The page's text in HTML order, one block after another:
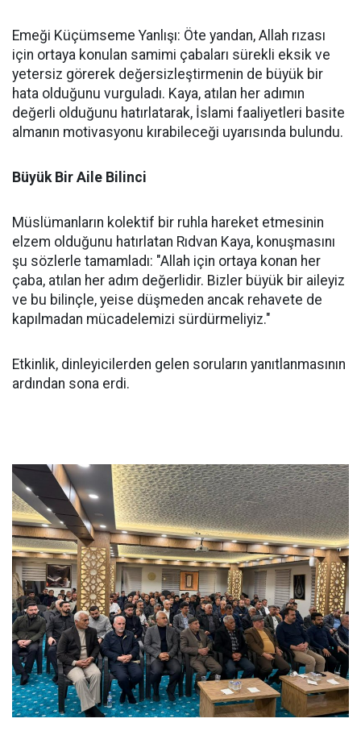
Emeği Küçümseme Yanlışı: Öte yandan, Allah rızası
için ortaya konulan samimi çabaları sürekli eksik ve
yetersiz görerek değersizleştirmenin de büyük bir
hata olduğunu vurguladı. Kaya, atılan her adımın
değerli olduğunu hatırlatarak, İslami faaliyetleri basite
almanın motivasyonu kırabileceği uyarısında bulundu.
Büyük Bir Aile Bilinci
Müslümanların kolektif bir ruhla hareket etmesinin
elzem olduğunu hatırlatan Rıdvan Kaya, konuşmasını
şu sözlerle tamamladı: "Allah için ortaya konan her
çaba, atılan her adım değerlidir. Bizler büyük bir aileyiz
ve bu bilinçle, yeise düşmeden ancak rehavete de
kapılmadan mücadelemizi sürdürmeliyiz."
Etkinlik, dinleyicilerden gelen soruların yanıtlanmasının
ardından sona erdi.